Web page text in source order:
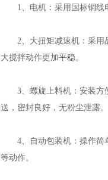
1、电机：采用国标铜线
2、大扭矩减速机：采用品
大搅拌动作更加平稳。
3、螺旋上料机：安装方便
送，密封良好，无粉尘泄露
4、自动包装机：操作简单
等动作。